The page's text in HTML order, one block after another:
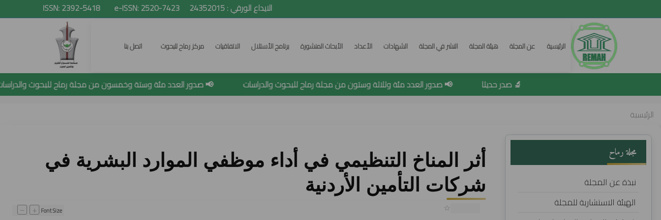
ISSN: 2392-5418 e-ISSN: 2520-7423 الايداع الورقي : 24352015
الرئيسية عن المجلة هيئة المجلة النشر في المجلة الشهادات الأعداد الأبحاث المنشورة برنامج الأستلال الاتفاقيات مركز رماح للبحوث اتصل بنا
🔬 صدر حديثا 📢 صدور العدد مئة وثلاثة وستون من مجلة رماح للبحوث والدراسات 📢 صدور العدد مئة وستة وخمسون من مجلة رماح للبحوث والدراسات
الرئيسية
مجلة رماح
نبذة عن المجلة
الهيئة الاستشارية للمجلة
أثر المناخ التنظيمي في أداء موظفي الموارد البشرية في
شركات التأمين الأردنية
Font Size
+
–